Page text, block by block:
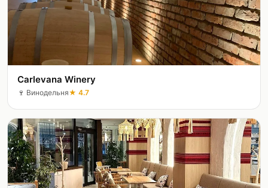
Carlevana Winery
🍷 Винодельня★ 4.7